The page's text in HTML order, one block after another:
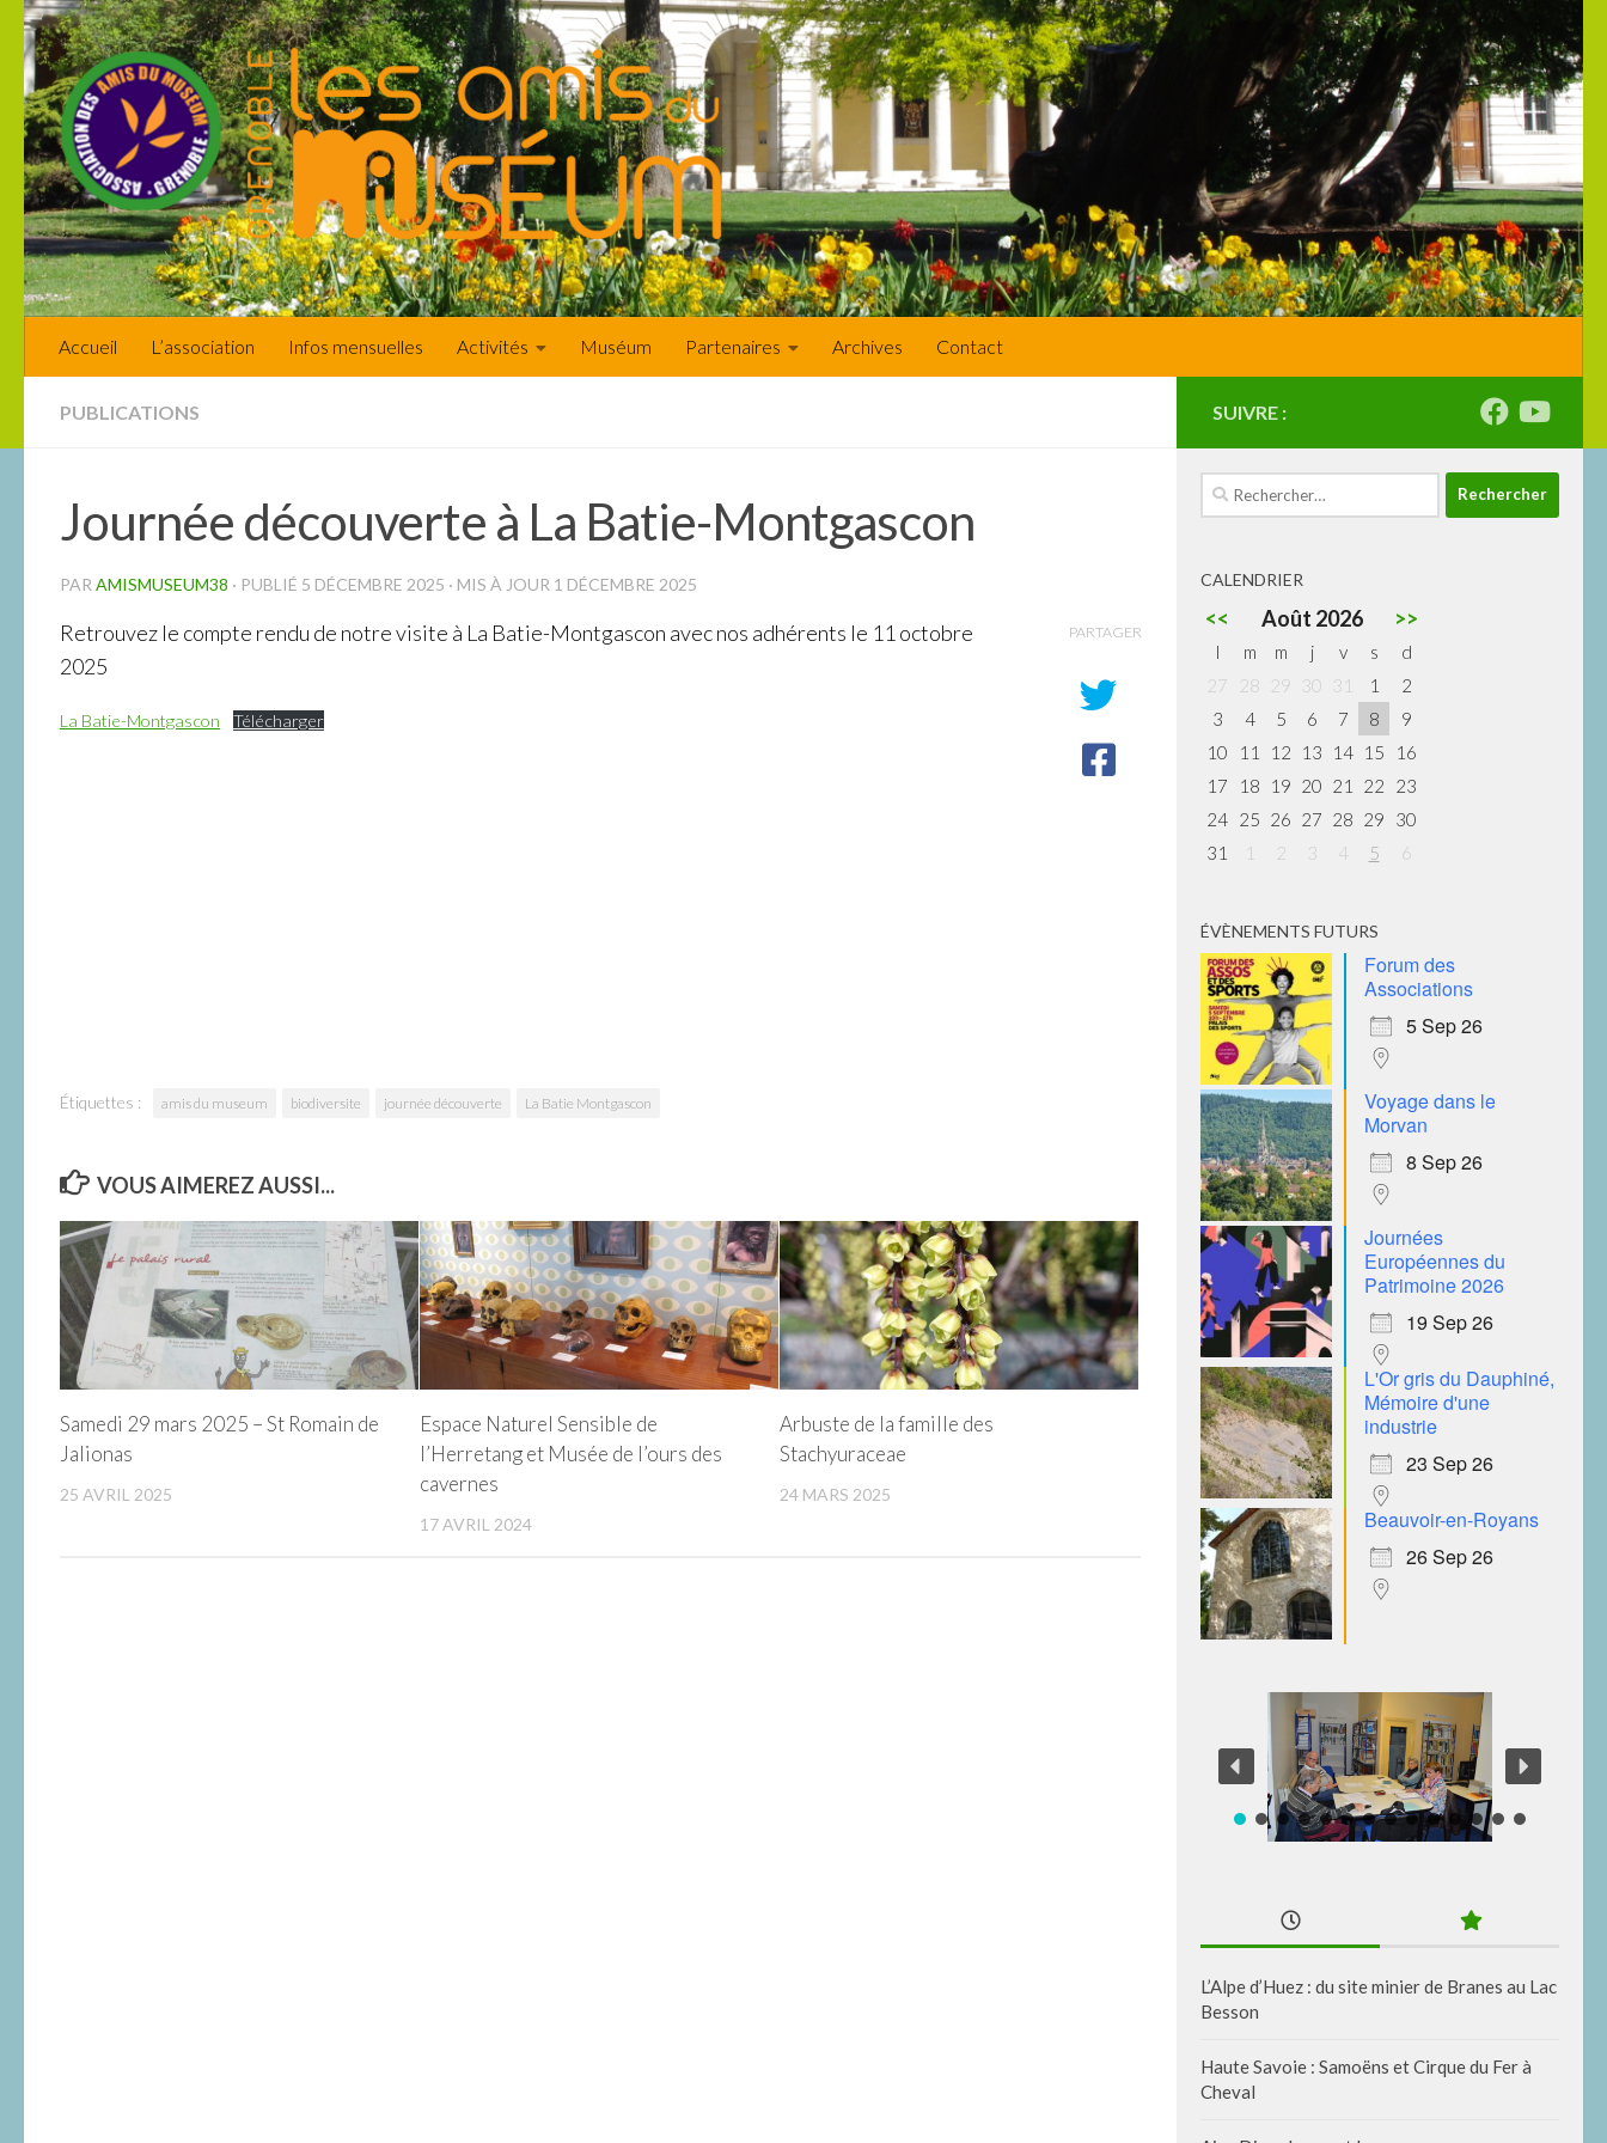
Skip to content
Accueil L’association Infos mensuelles Activités Muséum Partenaires Archives Contact
PUBLICATIONS
Journée découverte à La Batie-Montgascon
PAR AMISMUSEUM38 · PUBLIÉ 5 DÉCEMBRE 2025 · MIS À JOUR 1 DÉCEMBRE 2025
Retrouvez le compte rendu de notre visite à La Batie-Montgascon avec nos adhérents le 11 octobre
2025
La Batie-Montgascon Télécharger
PARTAGER
Étiquettes : amis du museum biodiversite journée découverte La Batie Montgascon
VOUS AIMEREZ AUSSI...
Samedi 29 mars 2025 – St Romain de
Jalionas
25 AVRIL 2025
Espace Naturel Sensible de
l’Herretang et Musée de l’ours des
cavernes
17 AVRIL 2024
Arbuste de la famille des
Stachyuraceae
24 MARS 2025
SUIVRE :
Rechercher :
CALENDRIER
<< Août 2026 >>
l m m j v s
d
27
28 29 30 31 1
2
3
4 5 6 7 8
9
10
11 12 13 14 15
16
17
18 19 20 21 22
23
24 25 26 27 28 29
30
31
1 2 3 4 5 6
ÉVÈNEMENTS FUTURS
Forum des
Associations
5 Sep 26
Voyage dans le
Morvan
8 Sep 26
Journées
Européennes du
Patrimoine 2026
19 Sep 26
L'Or gris du Dauphiné,
Mémoire d'une
industrie
23 Sep 26
Beauvoir-en-Royans
26 Sep 26
L’Alpe d’Huez : du site minier de Branes au Lac
Besson
Haute Savoie : Samoëns et Cirque du Fer à
Cheval